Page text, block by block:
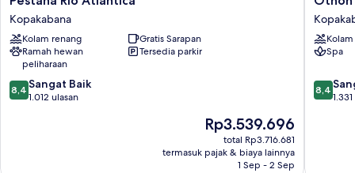
Rio
Atlantica
Kopakabana
Kopakabana
Kolam renang
Gratis Sarapan
Ramah hewan
peliharaan
Tersedia parkir
8.4
dari
8,4 Sangat Baik
1.012 ulasan
Harga
sekarang
Rp3.539.696
Rp3.539.696
total Rp3.716.681
termasuk pajak & biaya lainnya
1 Sep - 2 Sep
Palace
Rio
Spa
8.4
dari
8,4